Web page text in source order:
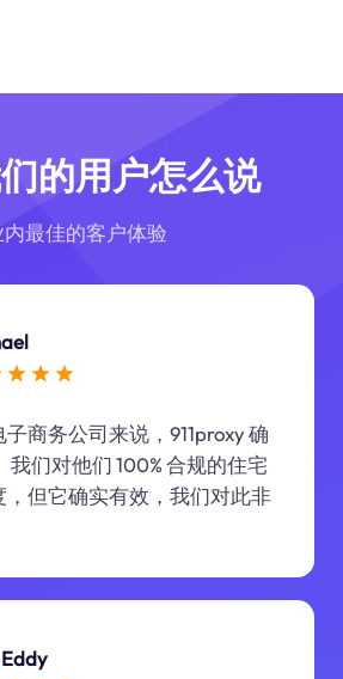
的用户怎么说
内最佳的客户体验
商务公司来说，911proxy 确
我们对他们 100% 合规的住宅
但它确实有效，我们对此非